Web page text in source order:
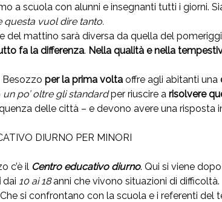
a scuola con alunni e insegnanti tutti i giorni.
questa vuol dire tanto.
del mattino sarà diversa da quella del
fa la differenza. Nella qualità e nella
Besozzo per la prima volta offre agli abitanti una
un po’ oltre gli standardper riuscire a risolvere
delle città – e devono avere una risposta
DIURNO PER MINORI
c’è il Centro educativo diurno. Qui si viene
dai 10 ai 18anni che vivono situazioni di
si confrontano con la scuola e i referenti del